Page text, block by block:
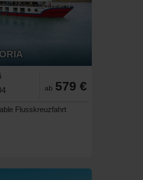
ab 579 €
Flusskreuzfahrt